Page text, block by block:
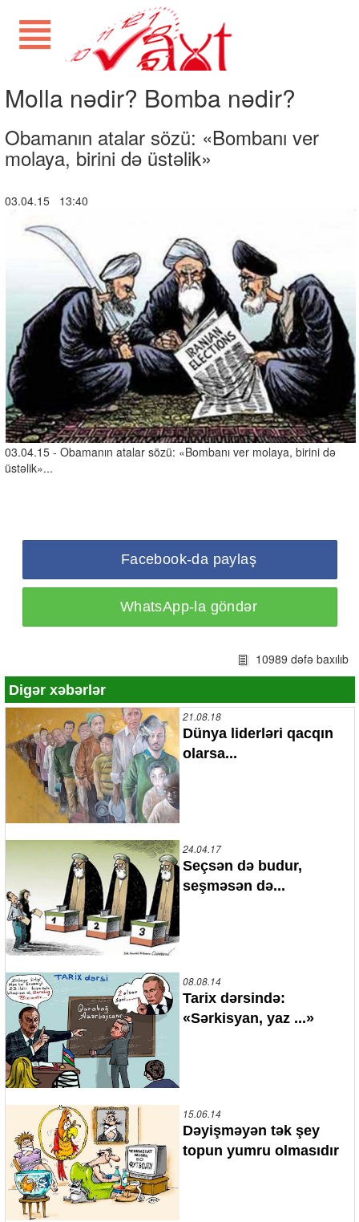
Molla nədir? Bomba nədir?
Obamanın atalar sözü: «Bombanı ver
molaya, birini də üstəlik»
03.04.15 13:40
03.04.15 - Obamanın atalar sözü: «Bombanı ver molaya, birini də
üstəlik»...
Facebook-da paylaş
WhatsApp-la göndər
10989 dəfə baxılıb
Digər xəbərlər
21.08.18
Dünya liderləri qacqın
olarsa...
24.04.17
Seçsən də budur,
seşməsən də...
08.08.14
Tarix dərsində:
«Sərkisyan, yaz ...»
15.06.14
Dəyişməyən tək şey
topun yumru olmasıdır